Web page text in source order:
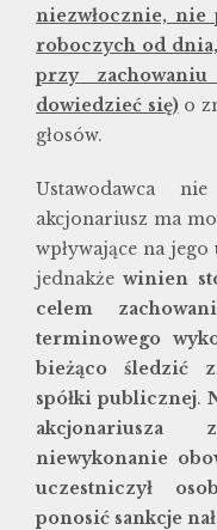
niezwłocznie,
roboczych od
przy zachowaniu
dowiedzieć się) o
głosów.
Ustawodawca
akcjonariusz ma
wpływające na
jednakżewinien
celem
terminowego
bieżąco śledzić
spółki publicznej.
akcjonariusza
niewykonanie
uczestniczył
ponosić sankcje